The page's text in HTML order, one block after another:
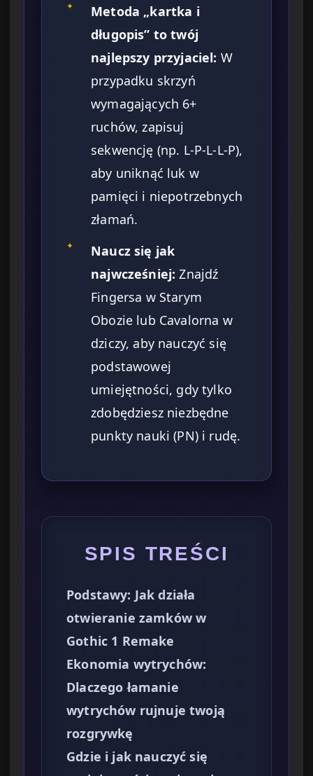
✦
Metoda „kartka i
długopis” to twój
najlepszy przyjaciel: W
przypadku skrzyń
wymagających 6+
ruchów, zapisuj
sekwencję (np. L-P-L-L-P),
aby uniknąć luk w
pamięci i niepotrzebnych
złamań.
✦
Naucz się jak
najwcześniej: Znajdź
Fingersa w Starym
Obozie lub Cavalorna w
dziczy, aby nauczyć się
podstawowej
umiejętności, gdy tylko
zdobędziesz niezbędne
punkty nauki (PN) i rudę.
SPIS TREŚCI
Podstawy: Jak działa
otwieranie zamków w
Gothic 1 Remake
Ekonomia wytrychów:
Dlaczego łamanie
wytrychów rujnuje twoją
rozgrywkę
Gdzie i jak nauczyć się